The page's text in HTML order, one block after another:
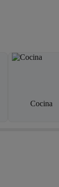
Cocina